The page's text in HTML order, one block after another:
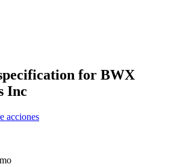
for BWX
Inc
acciones